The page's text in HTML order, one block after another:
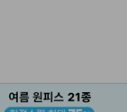
선택 완료